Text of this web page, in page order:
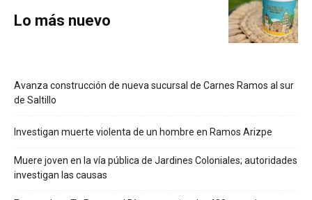
Lo más nuevo
Avanza construcción de nueva sucursal de Carnes Ramos al sur
de Saltillo
Investigan muerte violenta de un hombre en Ramos Arizpe
Muere joven en la vía pública de Jardines Coloniales; autoridades
investigan las causas